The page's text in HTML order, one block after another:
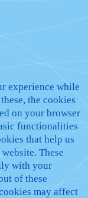
experience while
the cookies
on your browser
functionalities
that help us
These
with your
of these
may affect